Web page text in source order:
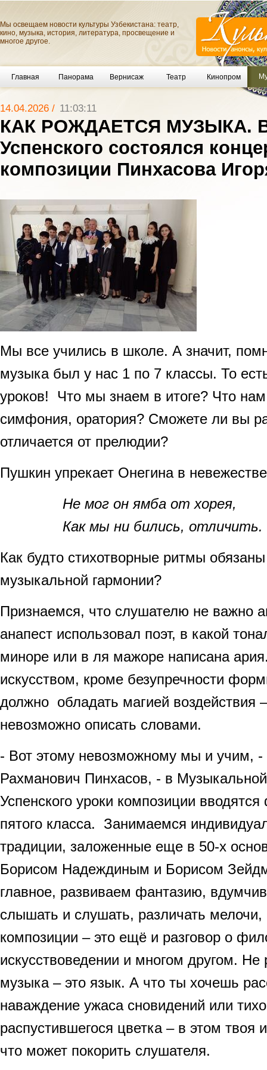
Мы освещаем новости культуры Узбекистана: театр,
кино, музыка, история, литература, просвещение и
многое другое.
Главная Панорама Вернисаж Театр Кинопром
14.04.2026 / 11:03:11
КАК РОЖДАЕТСЯ МУЗЫКА.
Успенского состоялся
композиции Пинхасова
Мы все учились в школе. А значит,
музыка был у нас 1 по 7 классы. То
уроков! Что мы знаем в итоге? Что нам
симфония, оратория? Сможете ли вы
отличается от прелюдии?
Пушкин упрекает Онегина в
Не мог он ямба от хорея,
Как мы ни бились, отличить.
Как будто стихотворные ритмы
музыкальной гармонии?
Признаемся, что слушателю не важно
анапест использовал поэт, в какой
миноре или в ля мажоре написана
искусством, кроме безупречности
должно обладать магией воздействия
невозможно описать словами.
- Вот этому невозможному мы и учим, -
Рахманович Пинхасов, - в
Успенского уроки композиции вводятся
пятого класса. Занимаемся
традиции, заложенные еще в 50-х
Борисом Надеждиным и Борисом
главное, развиваем фантазию,
слышать и слушать, различать
композиции – это ещё и разговор о
искусствоведении и многом другом. Не
музыка – это язык. А что ты хочешь
наваждение ужаса сновидений или
распустившегося цветка – в этом твоя
что может покорить слушателя.